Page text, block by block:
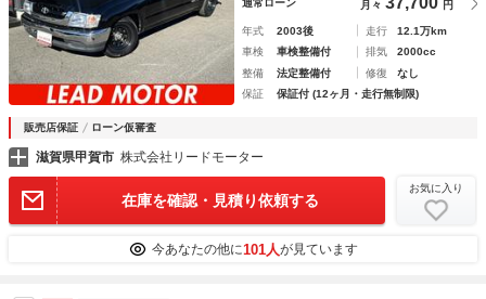
通常ローン 月々 円
年式 2003後 走行
12.1万km
車検
車検整備付 排気
2000cc
整備
法定整備付 修復
なし
保証
保証付 (12ヶ月・走行無制限)
販売店保証 ローン仮審査
滋賀県甲賀市 株式会社リードモーター
在庫を確認・見積り依頼する
お気に入り
今あなたの他に101人が見ています